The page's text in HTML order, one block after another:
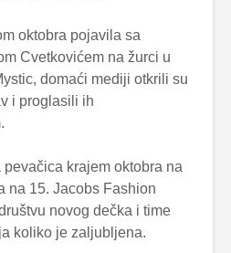
oktobra pojavila sa
Cvetkovićem na žurci u
domaći mediji otkrili su
i proglasili ih
krajem oktobra na
na 15. Jacobs Fashion
novog dečka i time
koliko je zaljubljena.